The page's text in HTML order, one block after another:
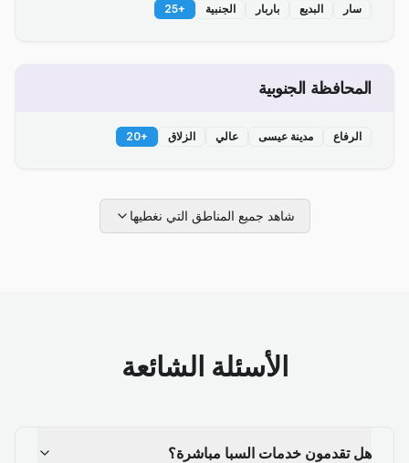
سار البديع باربار الجنبية +
25
المحافظة الجنوبية
الرفاع مدينة عيسى عالي الزلاق +
20
شاهد جميع المناطق التي نغطيها
الأسئلة الشائعة
هل تقدمون خدمات السبا مباشرة؟